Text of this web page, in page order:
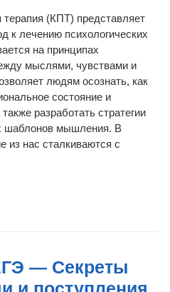
терапия (КПТ) представляет
к лечению психологических
на принципах
мыслями, чувствами и
людям осознать, как
состояние и
разработать стратегии
шаблонов мышления. В
из нас сталкиваются с
— Секреты